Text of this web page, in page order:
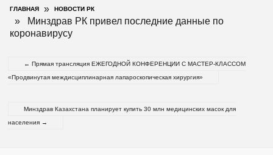
ГЛАВНАЯ »НОВОСТИ РК
» Минздрав РК привел последние данные по
коронавирусу
← Прямая трансляция ЕЖЕГОДНОЙ КОНФЕРЕНЦИИ С МАСТЕР-КЛАССОМ
«Продвинутая междисциплинарная лапароскопическая хирургия»
Минздрав Казахстана планирует купить 30 млн медицинских масок для
населения →